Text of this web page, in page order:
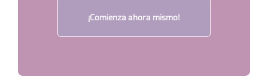
¡Comienza ahora mismo!